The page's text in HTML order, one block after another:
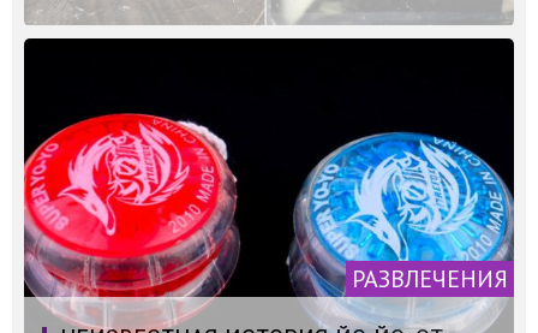
РАЗВЛЕЧЕНИЯ